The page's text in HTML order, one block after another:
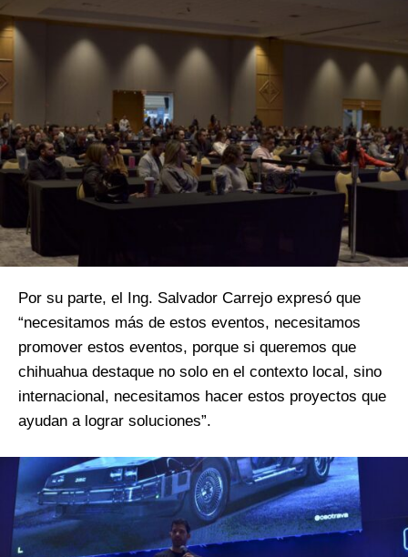
Por su parte, el Ing. Salvador Carrejo expresó que
“necesitamos más de estos eventos, necesitamos
promover estos eventos, porque si queremos que
chihuahua destaque no solo en el contexto local, sino
internacional, necesitamos hacer estos proyectos que
ayudan a lograr soluciones”.